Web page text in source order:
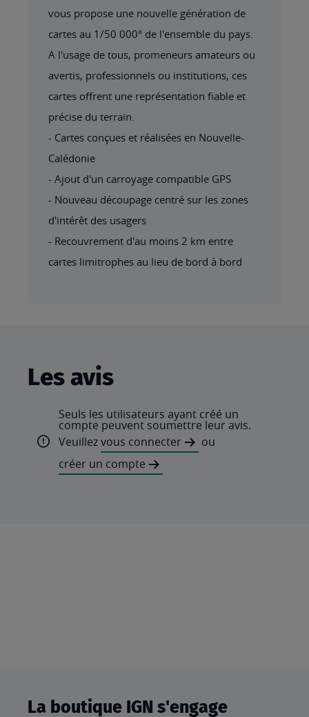
vous propose une nouvelle génération de
cartes au 1/50 000° de l'ensemble du pays.
A l'usage de tous, promeneurs amateurs ou
avertis, professionnels ou institutions, ces
cartes offrent une représentation fiable et
précise du terrain.
- Cartes conçues et réalisées en Nouvelle-
Calédonie
- Ajout d'un carroyage compatible GPS
- Nouveau découpage centré sur les zones
d'intérêt des usagers
- Recouvrement d'au moins 2 km entre
cartes limitrophes au lieu de bord à bord
Les avis
Seuls les utilisateurs ayant créé un
compte peuvent soumettre leur avis.
Veuillezvous connecter
ou
créer un compte
La boutique IGN s'engage